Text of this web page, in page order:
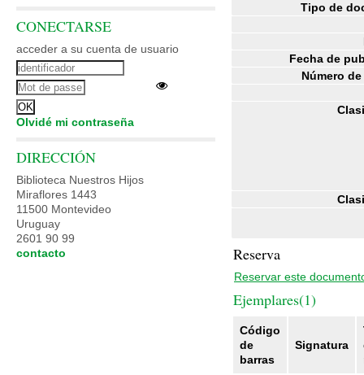
Tipo de
Fecha de
Número
Reserva
Reservar este
Ejemplares(1)
Código
de
barras
Signatura
CONECTARSE
acceder a su cuenta de usuario
Olvidé mi contraseña
DIRECCIÓN
Biblioteca Nuestros Hijos
Miraflores 1443
11500 Montevideo
Uruguay
2601 90 99
contacto